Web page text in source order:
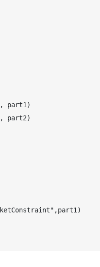
part1)
part2)